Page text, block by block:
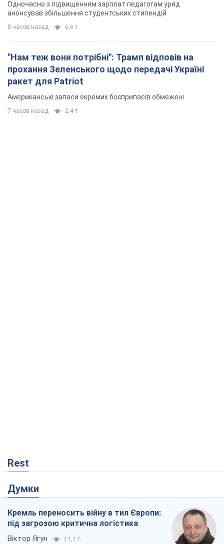
Одночасно з підвищенням зарплат педагогам уряд
анонсував збільшення студентських стипендій
8 часов назад 6,6 т.
"Нам теж вони потрібні": Трамп відповів на
прохання Зеленського щодо передачі Україні
ракет для Patriot
Американські запаси окремих боєприпасів обмежені
7 часов назад 2,4 т.
Rest
Думки
Кремль переносить війну в тил Європи:
під загрозою критична логістика
Віктор Ягун 11,1 т.